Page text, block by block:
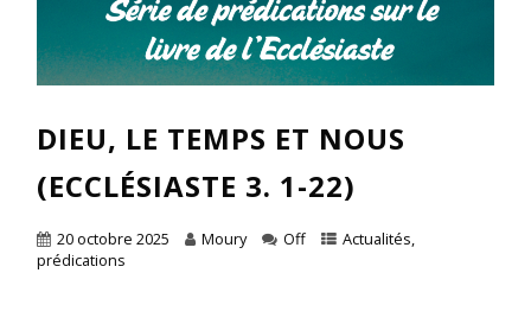
DIEU, LE TEMPS ET NOUS
(ECCLÉSIASTE 3. 1-22)
20 octobre 2025 Moury Off Actualités,
prédications